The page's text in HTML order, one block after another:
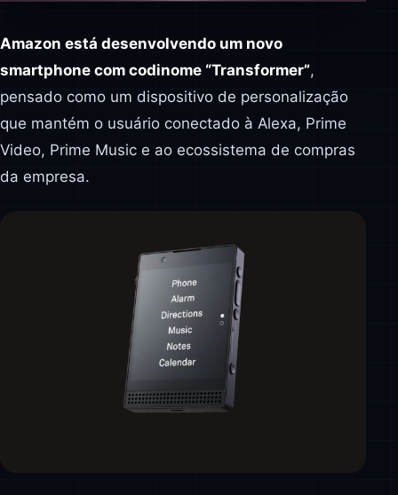
Amazon está desenvolvendo um novo
smartphone com codinome “Transformer”,
pensado como um dispositivo de personalização
que mantém o usuário conectado à Alexa, Prime
Video, Prime Music e ao ecossistema de compras
da empresa.